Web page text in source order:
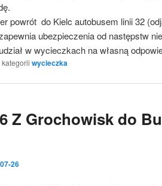
powrót do Kielc autobusem linii 32
ubezpieczenia od następstw
w wycieczkach na własną
wycieczka
Z Grochowisk do
26